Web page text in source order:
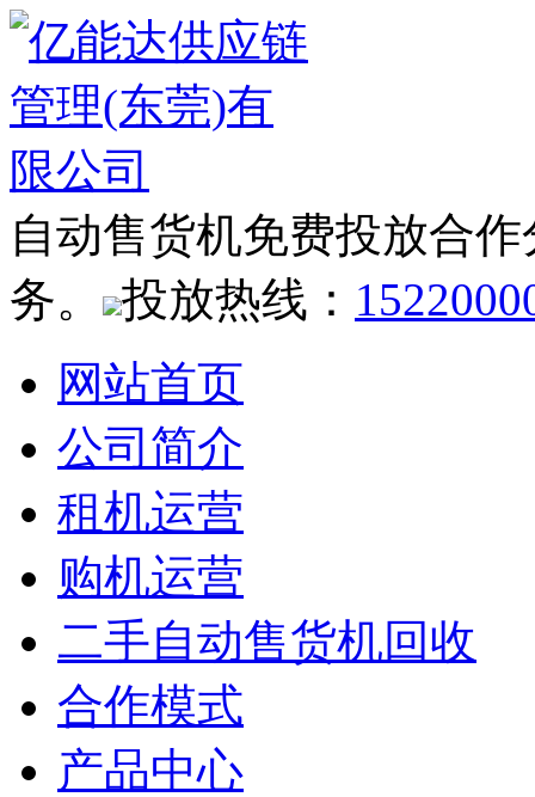
自动售货机免费投放合
务。
投放热线：
网站首页
公司简介
租机运营
购机运营
二手自动售货机回收
合作模式
产品中心